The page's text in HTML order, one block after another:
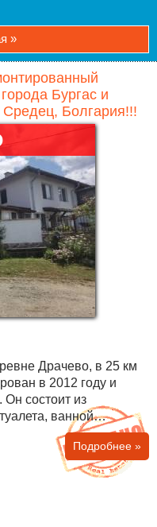
поиск
»
Бургас и
Средец, Болгария!!!
Драчево, в 25 км
в 2012 году и
ванной
и гаража на первом
из которых
гаражом - второй
Подробнее »